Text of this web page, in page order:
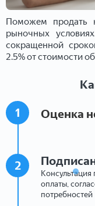
Поможем продать
рыночных
сокращенной
2.5% от стоимости
1
Оценка
2
оплаты,
потребностей